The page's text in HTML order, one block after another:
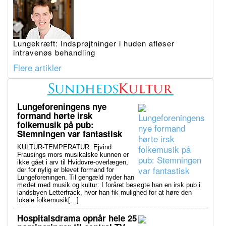
Lungekræft: Indsprøjtninger i huden afløser
intravenøs behandling
Flere artikler
Lungeforeningens nye
formand hørte irsk
folkemusik på pub:
Stemningen var fantastisk
KULTUR-TEMPERATUR: Ejvind
Frausings mors musikalske kunnen er
ikke gået i arv til Hvidovre-overlægen,
der for nylig er blevet formand for
Lungeforeningen. Til gengæld nyder han
mødet med musik og kultur: I foråret besøgte han en irsk pub i
landsbyen Letterfrack, hvor han fik mulighed for at høre den
lokale folkemusik[…]
Hospitalsdrama opnår hele 25